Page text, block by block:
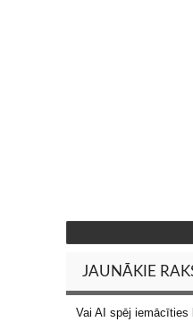
JAUNĀKIE
Vai AI spēj iemācīties